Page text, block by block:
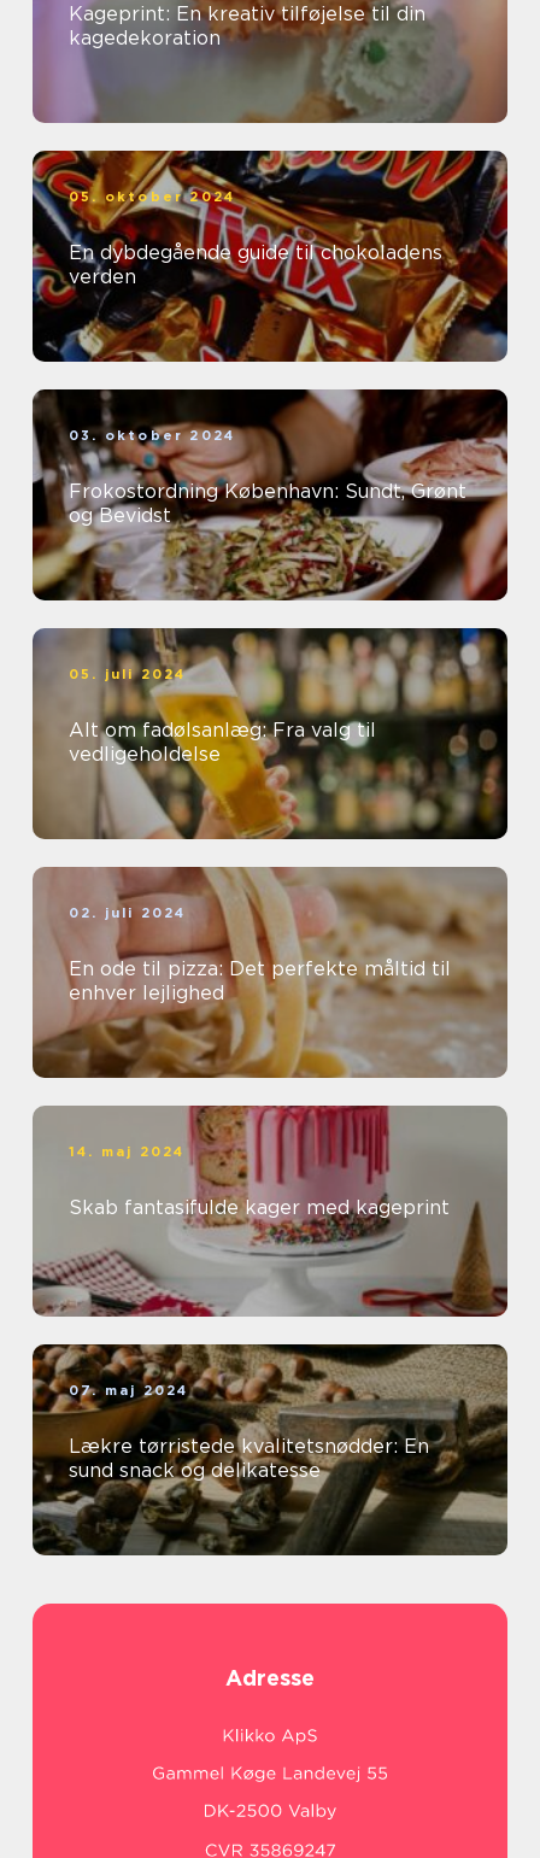
Kageprint: En kreativ tilføjelse til din
kagedekoration
05. oktober 2024
En dybdegående guide til chokoladens
verden
03. oktober 2024
Frokostordning København: Sundt, Grønt
og Bevidst
05. juli 2024
Alt om fadølsanlæg: Fra valg til
vedligeholdelse
02. juli 2024
En ode til pizza: Det perfekte måltid til
enhver lejlighed
14. maj 2024
Skab fantasifulde kager med kageprint
07. maj 2024
Lækre tørristede kvalitetsnødder: En
sund snack og delikatesse
Adresse